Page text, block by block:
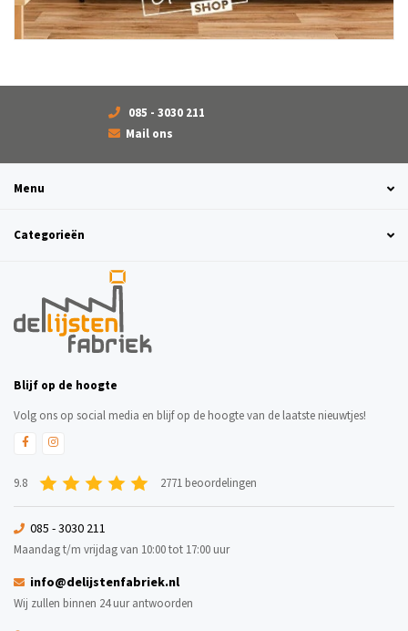
085 - 3030 211
Mail ons
Menu
Categorieën
Blijf op de hoogte
Volg ons op social media en blijf op de hoogte van de laatste nieuwtjes!
9.8 2771 beoordelingen
085 - 3030 211
Maandag t/m vrijdag van 10:00 tot 17:00 uur
info@delijstenfabriek.nl
Wij zullen binnen 24 uur antwoorden